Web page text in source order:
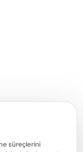
süreçlerini